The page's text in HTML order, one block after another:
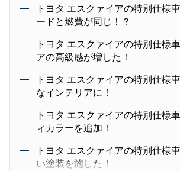
トヨタ エスクァイアの特別仕様
ードと燃費が同じ！？
トヨタ エスクァイアの特別仕様
アの高級感が増した！
トヨタ エスクァイアの特別仕様
なインテリアに！
トヨタ エスクァイアの特別仕様
ィカラーを追加！
トヨタ エスクァイアの特別仕様
い塗装を施した！